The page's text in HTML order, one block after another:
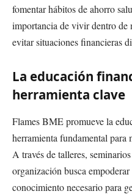
fomentar hábitos de ahorro
importancia de vivir dentro de
evitar situaciones financieras
La educación
herramienta clave
Flames BME promueve la
herramienta fundamental
A través de talleres,
organización busca
conocimiento necesario para